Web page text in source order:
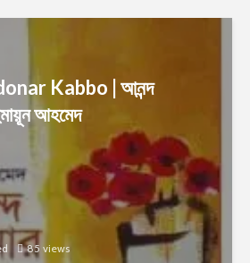
Kabbo | আনন্দ
আহমেদ
85 views